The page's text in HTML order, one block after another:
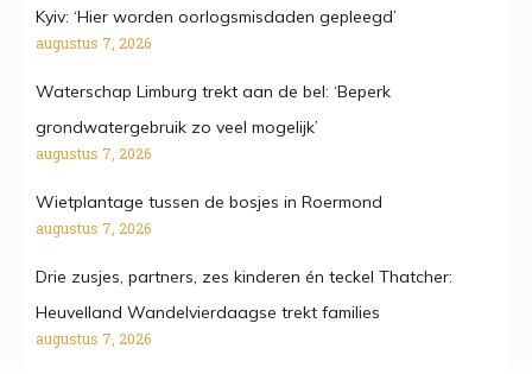
Kyiv: ‘Hier worden oorlogsmisdaden gepleegd’
augustus 7, 2026
Waterschap Limburg trekt aan de bel: ‘Beperk
grondwatergebruik zo veel mogelijk’
augustus 7, 2026
Wietplantage tussen de bosjes in Roermond
augustus 7, 2026
Drie zusjes, partners, zes kinderen én teckel Thatcher:
Heuvelland Wandelvierdaagse trekt families
augustus 7, 2026